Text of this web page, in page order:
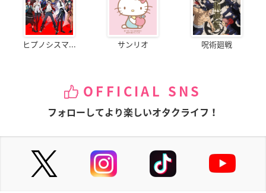
ヒプノシスマ... サンリオ 呪術廻戦
OFFICIAL SNS
フォローしてより楽しいオタクライフ！